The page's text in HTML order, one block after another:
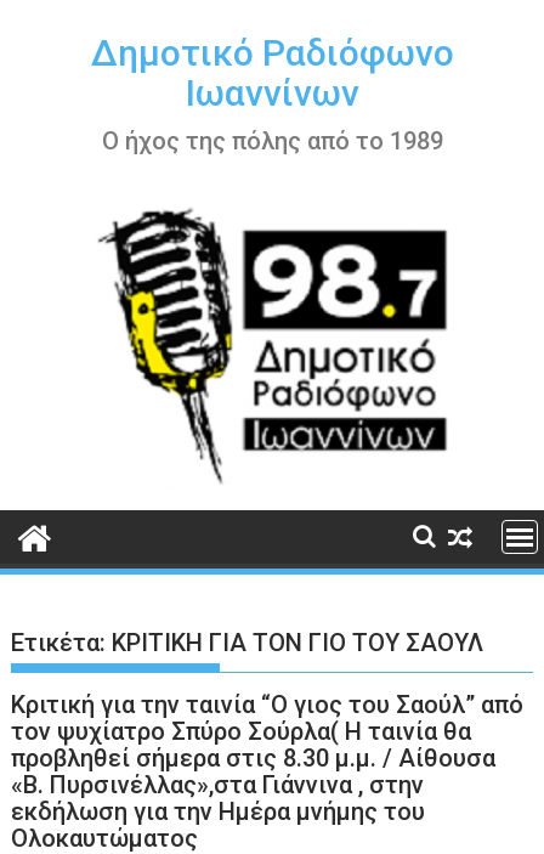
περιεχόμενοΔημοτικό Ραδιόφωνο
Ιωαννίνων
Ο ήχος της πόλης από το 1989
Ετικέτα: ΚΡΙΤΙΚΗ ΓΙΑ ΤΟΝ ΓΙΟ ΤΟΥ ΣΑΟΥΛ
Κριτική για την ταινία “Ο γιος του Σαούλ” από
τον ψυχίατρο Σπύρο Σούρλα( Η ταινία θα
προβληθεί σήμερα στις 8.30 μ.μ. / Αίθουσα
«Β. Πυρσινέλλας»,στα Γιάννινα , στην
εκδήλωση για την Ημέρα μνήμης του
Ολοκαυτώματος